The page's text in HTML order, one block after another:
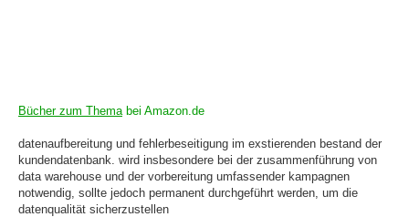
Bücher zum Themabei Amazon.de
datenaufbereitung und fehlerbeseitigung im exstierenden bestand der
kundendatenbank. wird insbesondere bei der zusammenführung von
data warehouse und der vorbereitung umfassender kampagnen
notwendig, sollte jedoch permanent durchgeführt werden, um die
datenqualität sicherzustellen